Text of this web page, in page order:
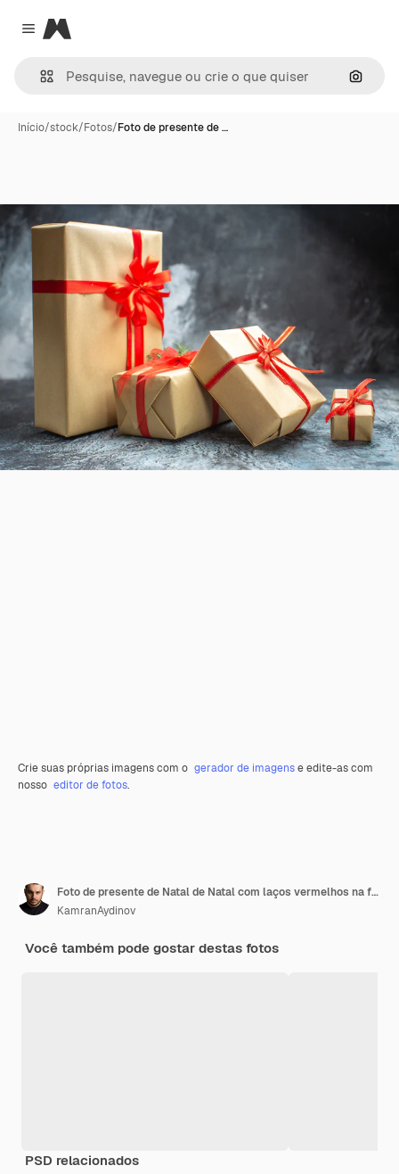
Close menu
Magnific
Início/stock/Fotos/Foto de presente de …
Crie suas próprias imagens com o gerador de imagense edite-as com
nosso editor de fotos.
Foto de presente de Natal de Natal com laços vermelhos na foto de presente de Natal de cor claro-escuro
KamranAydinov
Você também pode gostar destas fotos
PSD relacionados